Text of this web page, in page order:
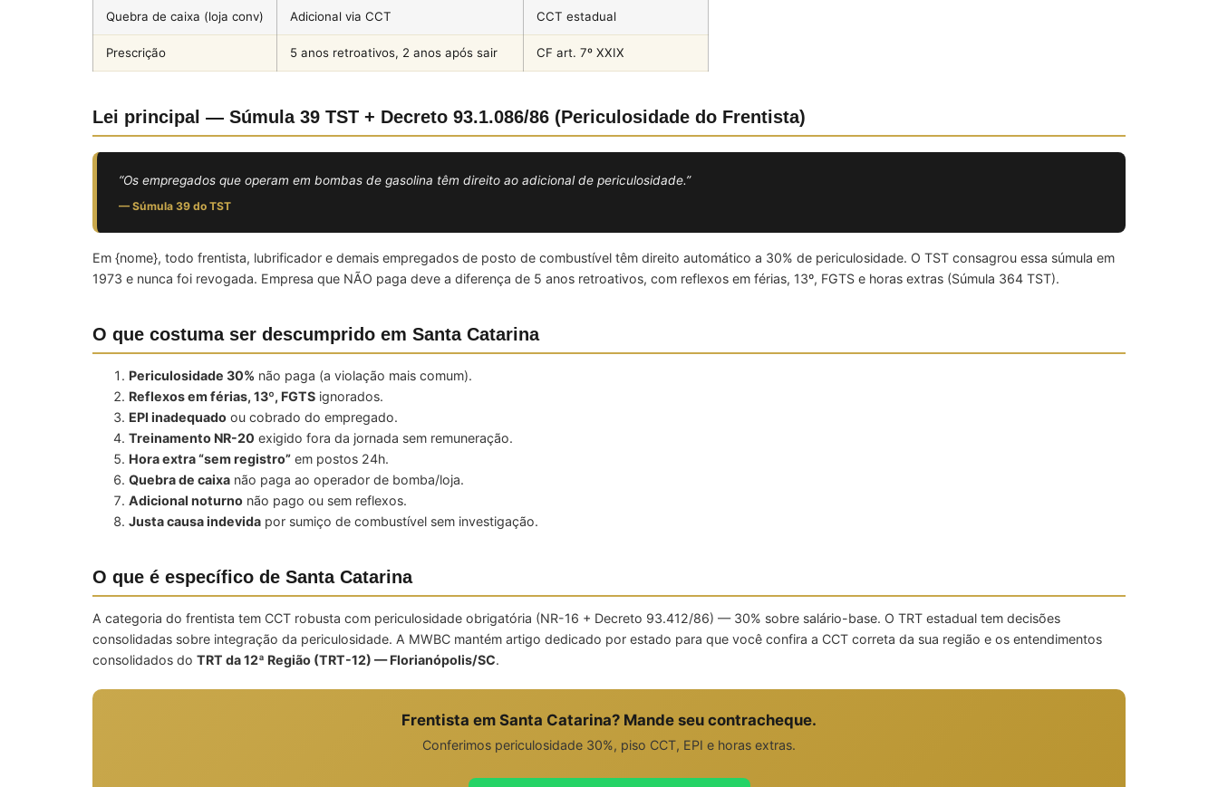
Quebra de caixa (loja conv) Adicional via CCT CCT estadual
Prescrição 5 anos retroativos, 2 anos após sair CF art. 7º XXIX
Lei principal — Súmula 39 TST + Decreto 93.1.086/86 (Periculosidade do Frentista)
“Os empregados que operam em bombas de gasolina têm direito ao adicional de periculosidade.”
— Súmula 39 do TST
Em {nome}, todo frentista, lubrificador e demais empregados de posto de combustível têm direito automático a 30% de periculosidade. O TST consagrou essa súmula em
1973 e nunca foi revogada. Empresa que NÃO paga deve a diferença de 5 anos retroativos, com reflexos em férias, 13º, FGTS e horas extras (Súmula 364 TST).
O que costuma ser descumprido em Santa Catarina
Periculosidade 30% não paga (a violação mais comum).
Reflexos em férias, 13º, FGTS ignorados.
EPI inadequado ou cobrado do empregado.
Treinamento NR-20 exigido fora da jornada sem remuneração.
Hora extra “sem registro” em postos 24h.
Quebra de caixa não paga ao operador de bomba/loja.
Adicional noturno não pago ou sem reflexos.
Justa causa indevida por sumiço de combustível sem investigação.
O que é específico de Santa Catarina
A categoria do frentista tem CCT robusta com periculosidade obrigatória (NR-16 + Decreto 93.412/86) — 30% sobre salário-base. O TRT estadual tem decisões
consolidadas sobre integração da periculosidade. A MWBC mantém artigo dedicado por estado para que você confira a CCT correta da sua região e os entendimentos
consolidados do TRT da 12ª Região (TRT-12) — Florianópolis/SC.
Frentista em Santa Catarina? Mande seu contracheque.
Conferimos periculosidade 30%, piso CCT, EPI e horas extras.